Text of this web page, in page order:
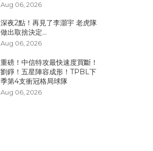
Aug 06, 2026
深夜2點！再見了李灝宇 老虎隊
做出取捨決定...
Aug 06, 2026
重磅！中信特攻最快速度買斷！
劉錚！五星陣容成形！TPBL下
季第4支衝冠格局球隊
Aug 06, 2026